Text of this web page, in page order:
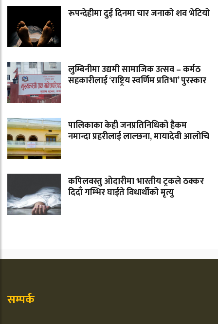
रूपन्देहीमा दुई दिनमा चार जनाको शव भेटियो
लुम्बिनीमा उद्यमी सामाजिक उत्सव – कर्मठ
सहकारीलाई ‘राष्ट्रिय स्वर्णिम प्रतिभा’ पुरस्कार
पालिकाका केही जनप्रतिनिधिको हैकम
नमान्दा प्रहरीलाई लाल्छना, मायादेवी आलोचि
कपिलवस्तु ओदारीमा भारतीय ट्रकले ठक्कर
दिदाँ गम्भिर घाईते विधार्थीको मृत्यु
सम्पर्क